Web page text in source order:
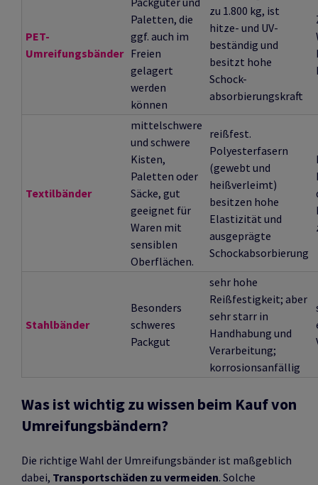
PET-
Umreifungsbänder
Paletten, die
ggf. auch im
Freien
gelagert
werden
können
zu 1.800 kg, ist
hitze- und UV-
beständig und
besitzt hohe
Schock-
absorbierungskraft
Textilbänder
mittelschwere
und schwere
Kisten,
Paletten oder
Säcke, gut
geeignet für
Waren mit
sensiblen
Oberflächen.
reißfest.
Polyesterfasern
(gewebt und
heißverleimt)
besitzen hohe
Elastizität und
ausgeprägte
Schockabsorbierung
Stahlbänder
Besonders
schweres
Packgut
sehr hohe
Reißfestigkeit; aber
sehr starr in
Handhabung und
Verarbeitung;
korrosionsanfällig
Was ist wichtig zu wissen beim Kauf von
Umreifungsbändern?
Die richtige Wahl der Umreifungsbänder ist maßgeblich
dabei, Transportschäden zu vermeiden. Solche